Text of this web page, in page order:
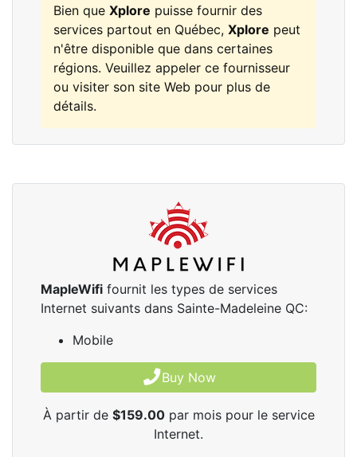
Bien que Xplore puisse fournir des
services partout en Québec, Xplore peut
n'être disponible que dans certaines
régions. Veuillez appeler ce fournisseur
ou visiter son site Web pour plus de
détails.
MapleWifi fournit les types de services
Internet suivants dans Sainte-Madeleine QC:
Mobile
Buy Now
À partir de $159.00par mois pour le service
Internet.